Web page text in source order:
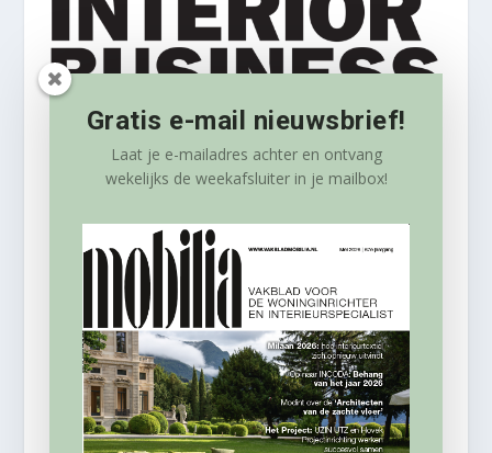
Gratis e-mail nieuwsbrief!
Laat je e-mailadres achter en ontvang
wekelijks de weekafsluiter in je mailbox!